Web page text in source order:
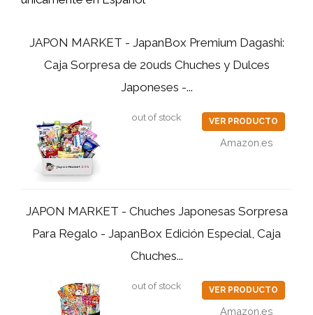
JAPON MARKET - JapanBox Premium Dagashi:
Caja Sorpresa de 20uds Chuches y Dulces
Japoneses -...
out of stock VER PRODUCTO
Amazon.es
JAPON MARKET - Chuches Japonesas Sorpresa
Para Regalo - JapanBox Edición Especial, Caja
Chuches...
out of stock VER PRODUCTO
Amazon.es